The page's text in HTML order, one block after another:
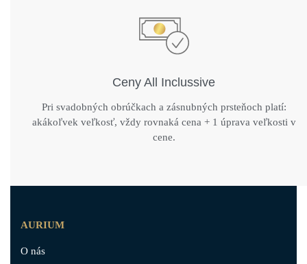
Ceny All Inclussive
Pri svadobných obrúčkach a zásnubných prsteňoch platí:
akákoľvek veľkosť, vždy rovnaká cena + 1 úprava veľkosti v
cene.
AURIUM
O nás